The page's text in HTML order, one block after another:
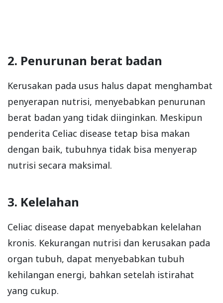
2. Penurunan berat badan
Kerusakan pada usus halus dapat menghambat
penyerapan nutrisi, menyebabkan penurunan
berat badan yang tidak diinginkan. Meskipun
penderita Celiac disease tetap bisa makan
dengan baik, tubuhnya tidak bisa menyerap
nutrisi secara maksimal.
3. Kelelahan
Celiac disease dapat menyebabkan kelelahan
kronis. Kekurangan nutrisi dan kerusakan pada
organ tubuh, dapat menyebabkan tubuh
kehilangan energi, bahkan setelah istirahat
yang cukup.